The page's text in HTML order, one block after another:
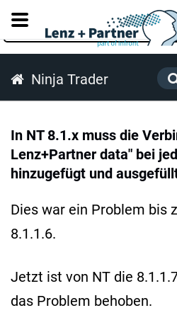
Ninja Trader
In NT 8.1.x muss die
Lenz+Partner data" bei
hinzugefügt und
Dies war ein Problem bis
8.1.1.6.
Jetzt ist von NT die
das Problem behoben.